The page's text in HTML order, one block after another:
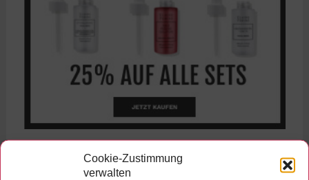
Cookie-Zustimmung
verwalten